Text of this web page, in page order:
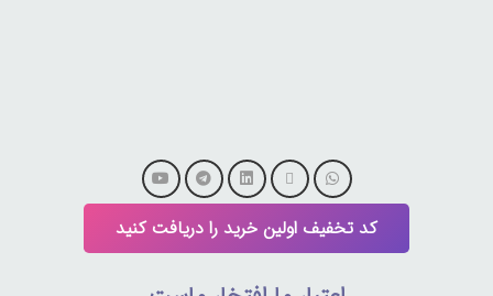
کد تخفیف اولین خرید را دریافت کنید